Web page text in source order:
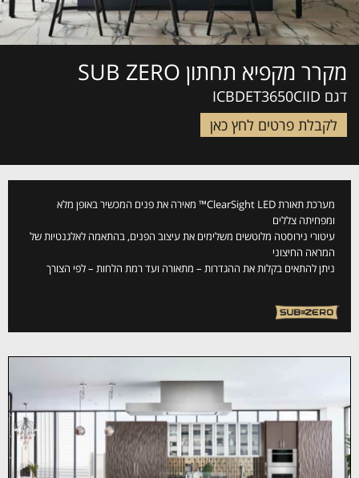
מקרר מקפיא תחתון SUB ZERO
דגם ICBDET3650CIID
לקבלת פרטים לחץ כאן
מערכת תאורת LED ‏ClearSight™ מאירה את פנים המכשיר באופן מלא
ומפחיתה צללים
עיטורי נירוסטה מלוטשים משלימים את עיצוב הפנים, בהתאמה לאלגנטיות של
המראה החיצוני
ניתן להתאים בקלות את ההגדרות – מתאורה ועד רמת הלחות – לפי הצורך